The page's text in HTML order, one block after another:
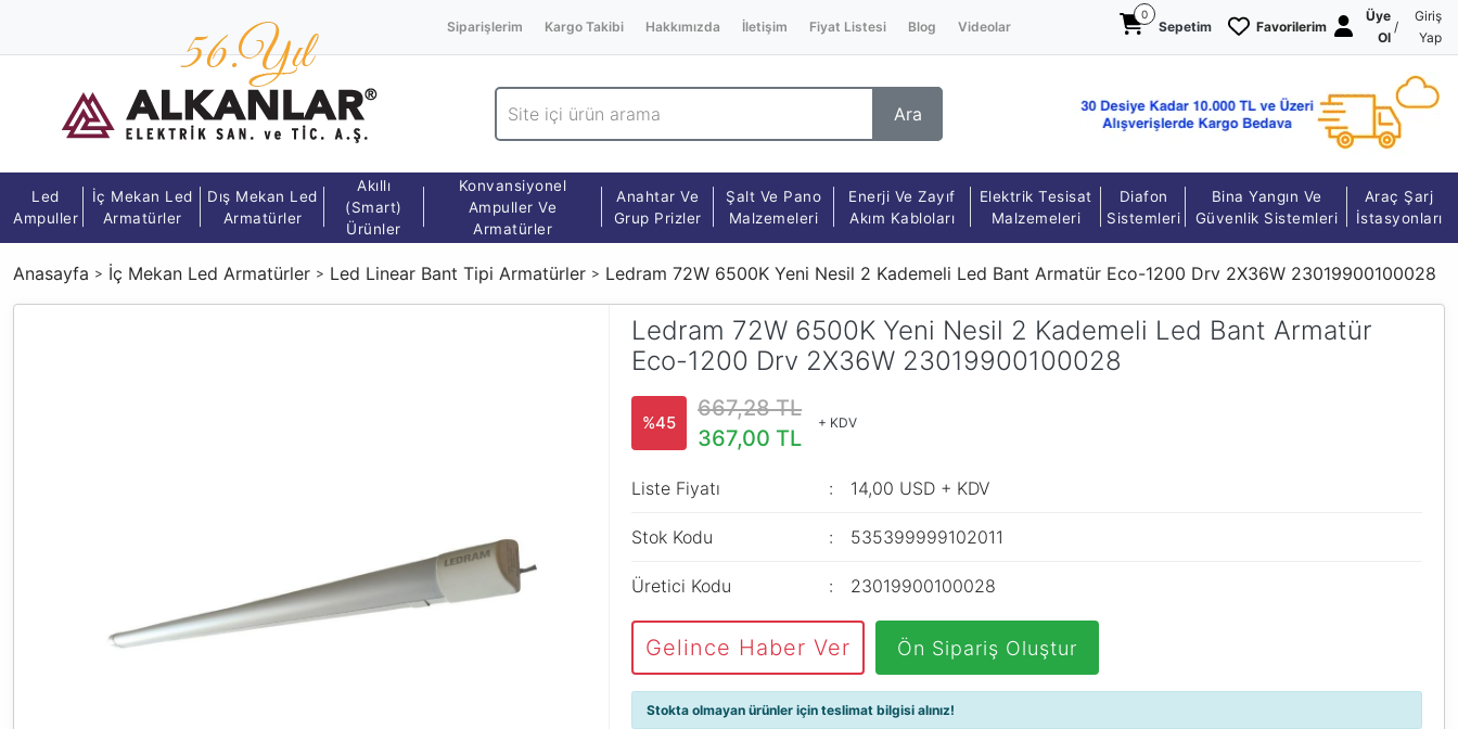
Siparişlerim Kargo Takibi Hakkımızda İletişim Fiyat Listesi Blog Videolar
0
Sepetim Favorilerim
Üye
Ol
/
Giriş
Yap
Ara
Led
Ampuller
İç Mekan Led
Armatürler
Dış Mekan Led
Armatürler
Akıllı
(Smart)
Ürünler
Konvansiyonel
Ampuller Ve
Armatürler
Anahtar Ve
Grup Prizler
Şalt Ve Pano
Malzemeleri
Enerji Ve Zayıf
Akım Kabloları
Elektrik Tesisat
Malzemeleri
Diafon
Sistemleri
Bina Yangın Ve
Güvenlik Sistemleri
Araç Şarj
İstasyonları
Anasayfa İç Mekan Led Armatürler Led Linear Bant Tipi Armatürler Ledram 72W 6500K Yeni Nesil 2 Kademeli Led Bant Armatür Eco-1200 Drv 2X36W 23019900100028
Ledram 72W 6500K Yeni Nesil 2 Kademeli Led Bant Armatür
Eco-1200 Drv 2X36W 23019900100028
%45
667,28 TL
367,00 TL
+ KDV
Liste Fiyatı 14,00 USD + KDV
Stok Kodu 535399999102011
Üretici Kodu 23019900100028
Gelince Haber Ver Ön Sipariş Oluştur
Stokta olmayan ürünler için teslimat bilgisi alınız!